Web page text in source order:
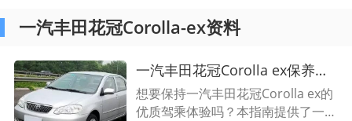
一汽丰田花冠Corolla-ex资料
一汽丰田花冠Corolla ex保养指南，轻松打造如新车般绝佳驾乘体验。
想要保持一汽丰田花冠Corolla ex的
优质驾乘体验吗？本指南提供了一系